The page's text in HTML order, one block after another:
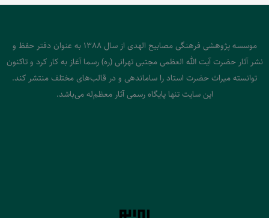
موسسه پژوهشی فرهنگی مصابیح الهدی از سال 1388 به عنوان دفتر حفظ و
نشر آثار حضرت آیت الله العظمی مجتبی تهرانی (ره) رسما آغاز به کار کرد و تاکنون
توانسته میراث حضرت استاد را ساماندهی و در قالب‌های مختلف منتشر کند.
این سایت تنها پایگاه رسمی آثار معظم‌له می‌باشد.